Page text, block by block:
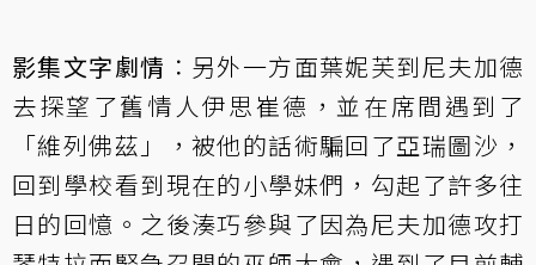
影集文字劇情 ：另外一方面葉妮芙到尼夫加德
去探望了舊情人伊思崔德，並在席間遇到了
「維列佛茲」，被他的話術騙回了亞瑞圖沙，
回到學校看到現在的小學妹們，勾起了許多往
日的回憶。之後湊巧參與了因為尼夫加德攻打